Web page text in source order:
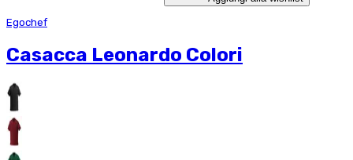
Egochef
Casacca Leonardo Colori